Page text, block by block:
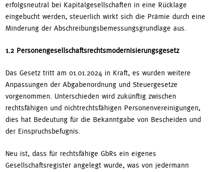
erfolgsneutral bei Kapitalgesellschaften in eine Rücklage
eingebucht werden, steuerlich wirkt sich die Prämie durch eine
Minderung der Abschreibungsbemessungsgrundlage aus.
1.2 Personengesellschaftsrechtsmodernisierungsgesetz
Das Gesetz tritt am 01.01.2024 in Kraft, es wurden weitere
Anpassungen der Abgabenordnung und Steuergesetze
vorgenommen. Unterschieden wird zukünftig zwischen
rechtsfähigen und nichtrechtsfähigen Personenvereinigungen,
dies hat Bedeutung für die Bekanntgabe von Bescheiden und
der Einspruchsbefugnis.
Neu ist, dass für rechtsfähige GbRs ein eigenes
Gesellschaftsregister angelegt wurde, was von jedermann